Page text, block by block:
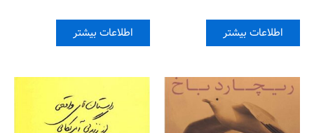
اطلاعات بیشتر اطلاعات بیشتر